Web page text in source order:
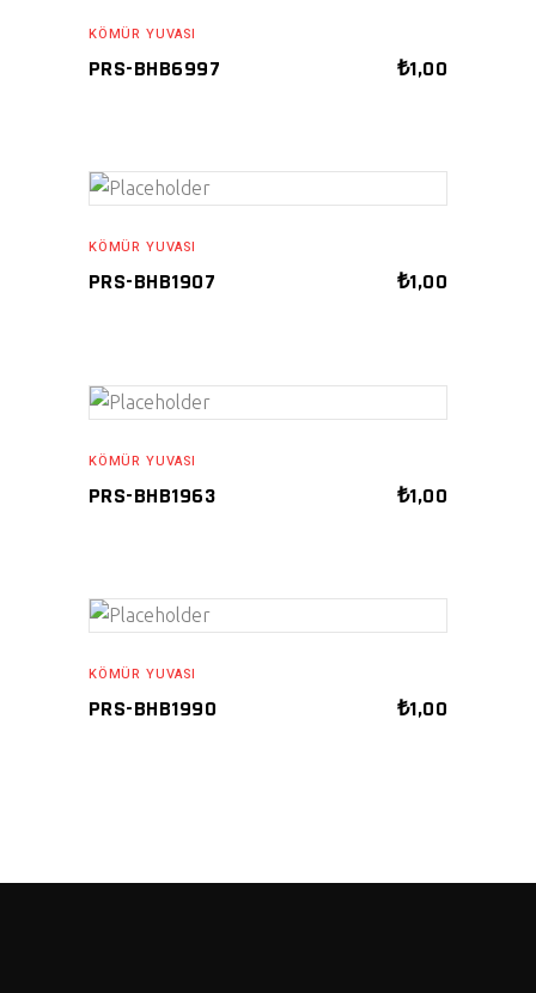
KÖMÜR YUVASI
PRS-BHB6997 ₺1,00
KÖMÜR YUVASI
PRS-BHB1907 ₺1,00
KÖMÜR YUVASI
PRS-BHB1963 ₺1,00
KÖMÜR YUVASI
PRS-BHB1990 ₺1,00